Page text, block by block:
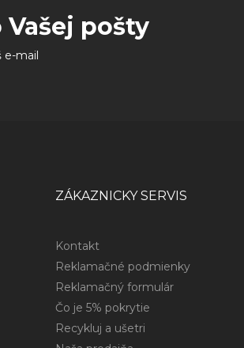
pošty
e-mail
ZÁKAZNICKY SERVIS
Kontakt
Reklamačné podmienky
Reklamačný formulár
Čo je 5% pokrytie
Recykluj a ušetri